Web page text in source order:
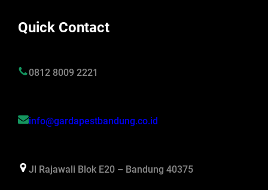
Quick Contact
0812 8009 2221
info@gardapestbandung.co.id
Jl Rajawali Blok E20 – Bandung 40375